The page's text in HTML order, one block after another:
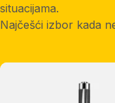
situacijama.
Najčešći izbor kada